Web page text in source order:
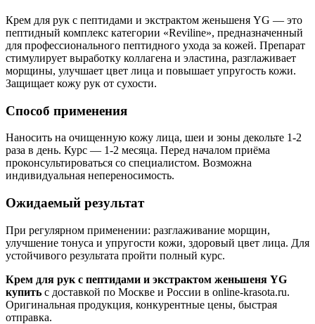
Крем для рук с пептидами и экстрактом женьшеня YG — это
пептидный комплекс категории «Reviline», предназначенный
для профессионального пептидного ухода за кожей. Препарат
стимулирует выработку коллагена и эластина, разглаживает
морщины, улучшает цвет лица и повышает упругость кожи.
Защищает кожу рук от сухости.
Способ применения
Наносить на очищенную кожу лица, шеи и зоны декольте 1-2
раза в день. Курс — 1-2 месяца. Перед началом приёма
проконсультироваться со специалистом. Возможна
индивидуальная непереносимость.
Ожидаемый результат
При регулярном применении: разглаживание морщин,
улучшение тонуса и упругости кожи, здоровый цвет лица. Для
устойчивого результата пройти полный курс.
Крем для рук с пептидами и экстрактом женьшеня YG
купить с доставкой по Москве и России в online-krasota.ru.
Оригинальная продукция, конкурентные цены, быстрая
отправка.